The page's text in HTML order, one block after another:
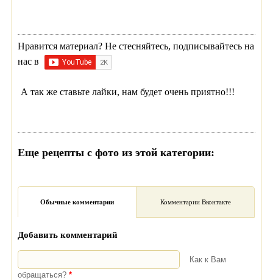
Нравится материал? Не стесняйтесь, подписывайтесь на
нас в
А так же ставьте лайки, нам будет очень приятно!!!
Еще рецепты с фото из этой категории:
Обычные комментарии Комментарии Вконтакте
Добавить комментарий
Как к Вам
обращаться? *